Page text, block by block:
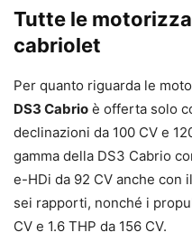
Tutte le
cabriolet
Per quanto riguarda le
DS3 Cabrio è offerta solo
declinazioni da 100 CV e
gamma della DS3 Cabrio
e-HDi da 92 CV anche con
sei rapporti, nonché i
CV e 1.6 THP da 156 CV.